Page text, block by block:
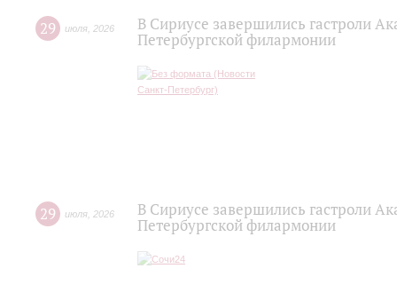
29 июля 2026
В Сириусе завершились гастроли
Петербургской филармонии
29 июля 2026
В Сириусе завершились гастроли
Петербургской филармонии